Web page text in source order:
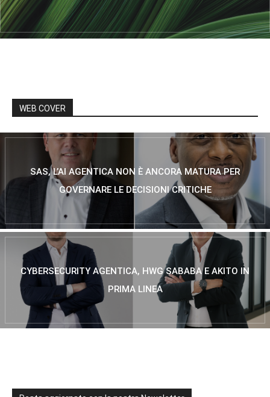
WEB COVER
SAS, L’AI AGENTICA NON È ANCORA MATURA PER
GOVERNARE LE DECISIONI CRITICHE
CYBERSECURITY AGENTICA, HWG SABABA E AKITO IN
PRIMA LINEA